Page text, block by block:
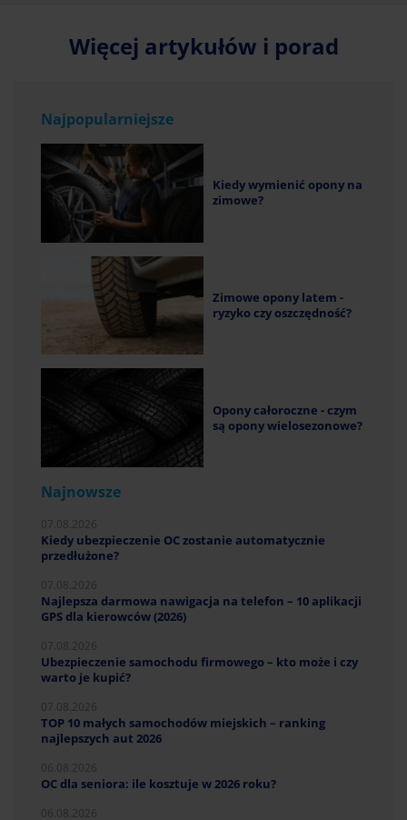
Więcej artykułów i porad
Najpopularniejsze
Kiedy wymienić opony na
zimowe?
Zimowe opony latem -
ryzyko czy oszczędność?
Opony całoroczne - czym
są opony wielosezonowe?
Najnowsze
Kiedy ubezpieczenie OC zostanie automatycznie
przedłużone?
Najlepsza darmowa nawigacja na telefon – 10 aplikacji
GPS dla kierowców (2026)
Ubezpieczenie samochodu firmowego – kto może i czy
warto je kupić?
TOP 10 małych samochodów miejskich – ranking
najlepszych aut 2026
OC dla seniora: ile kosztuje w 2026 roku?